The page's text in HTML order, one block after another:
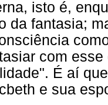
isto é,
da fantasia;
com
É aí
e sua